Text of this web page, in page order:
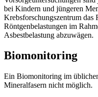
bei Kindern und jüngeren
Krebsforschungszentrum das
Röntgenbelastungen im
Asbestbelastung abzuwägen.
Biomonitoring
Ein Biomonitoring im
Mineralfasern nicht möglich.